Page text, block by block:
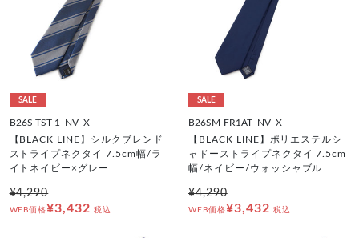
SALE
B26S-TST-1_NV_X
【BLACK LINE】シルクブレンド
ストライプネクタイ 7.5cm幅/ラ
イトネイビー×グレー
¥4,290
WEB価格¥3,432 税込
SALE
B26SM-FR1AT_NV_X
【BLACK LINE】ポリエステルシ
ャドーストライプネクタイ 7.5cm
幅/ネイビー/ウォッシャブル
¥4,290
WEB価格¥3,432 税込